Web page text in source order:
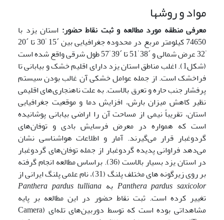
مواد و روشها
معرفی منطقه مورد مطالعه و ثبت نقاط حضور: استان یزد با
74650 کیلومتر مربع در محدوده جغرافیایی بین ´15
°30 تا ´20
°32 عرض شمالی و ´38 °51 تا ´39 °
57 طول شرقی واقع ‌شده است
(شکل1). اغلب مناطق استان یزد دارای اقلیم خشک و بیابانی تا
فراخشک است. از جمله عوامل خشکی آن غالب بودن سیستم
پرفشار جنب حاره و تعرق بالاست. به علت ناهنجاری‌های اقلیمی
نظیر کاهش میزان بارش، افزایش دما و موقعیت جغرافیایی
استان، تقریباً نیمی از مساحت آن را اراضی بیابانی پوشانیده
است که همواره در معرض فرسایش بادی و توفان‌های
گردوغبار قرار می‌گیرند. آمار و اطلاعات هواشناسی نشان
می‌دهد فراوانی پدیده گردوغبار از جمله توفان‌های گردوغبار
در استان یزد بسیار بالاست (36).
براساس مطالعه انجام گرفته
بر روی زیرگونه های مختلف پلنگ (31)، نام علمی پلنگ ایرانی از
Panthera pardus saxicolor به Panthera pardus tulliana
تغییر کرده است. ثبت نقاط حضور در این مطالعه بر پایه
مشاهداتی بوده است که توسط دوربین‌های تله‌ای (Camera